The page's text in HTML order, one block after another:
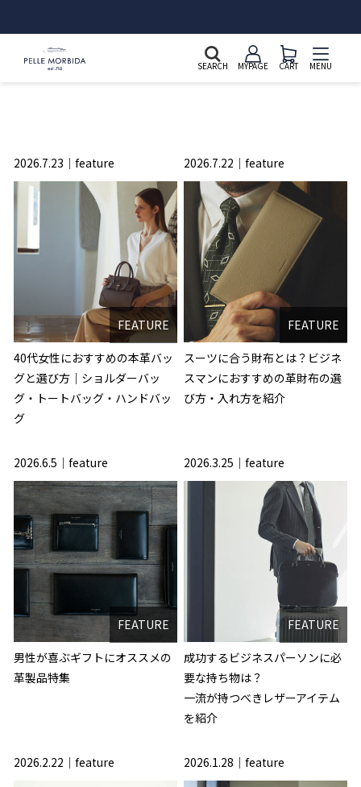
SEARCH MYPAGE CART MENU
2026.7.23 feature
FEATURE
40代女性におすすめの本革バッ
グと選び方｜ショルダーバッ
グ・トートバッグ・ハンドバッ
グ
2026.7.22 feature
FEATURE
スーツに合う財布とは？ビジネ
スマンにおすすめの革財布の選
び方・入れ方を紹介
2026.6.5 feature
FEATURE
男性が喜ぶギフトにオススメの
革製品特集
2026.3.25 feature
FEATURE
成功するビジネスパーソンに必
要な持ち物は？
一流が持つべきレザーアイテム
を紹介
2026.2.22 feature 2026.1.28 feature